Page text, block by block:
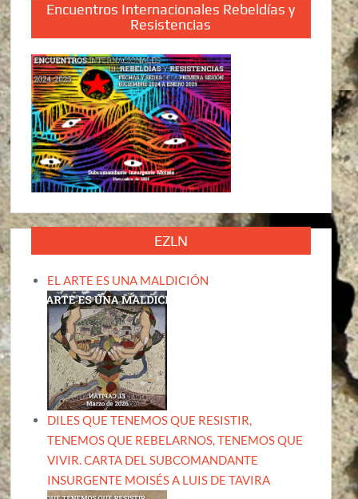
Encuentros Internacionales Rebeldías y
Resistencias
EZLN
EL ARTE ES UNA MALDICIÓN
DILES QUE TENEMOS QUE RESISTIR,
TENEMOS QUE REBELARNOS, TENEMOS QUE
VIVIR. CARTA DEL SUBCOMANDANTE
INSURGENTE MOISÉS A LUIS DE TAVIRA